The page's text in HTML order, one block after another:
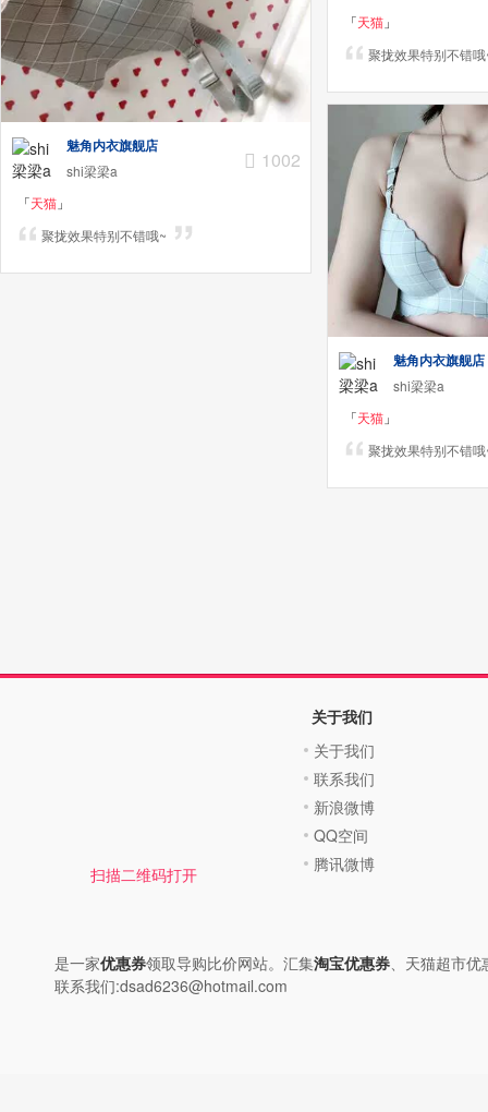
魅角内衣旗舰店
shi梁梁a 1002
「天猫 」
聚拢效果特别不错哦~
「天猫 」
聚拢效果特别不错
魅角内衣旗舰店
shi梁梁a
「天猫 」
聚拢效果特别不错
扫描二维码打开
关于我们
关于我们
联系我们
新浪微博
QQ空间
腾讯微博
是一家优惠券领取导购比价网站。汇集淘宝优惠券、天猫超市优
联系我们:dsad6236@hotmail.com